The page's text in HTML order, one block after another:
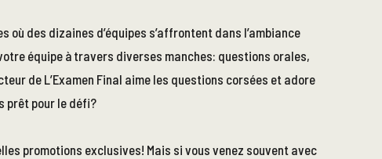
où des dizaines d’équipes s’affrontent dans l’ambiance
équipe à travers diverses manches: questions orales,
de L’Examen Final aime les questions corsées et adore
prêt pour le défi?
promotions exclusives! Mais si vous venez souvent avec